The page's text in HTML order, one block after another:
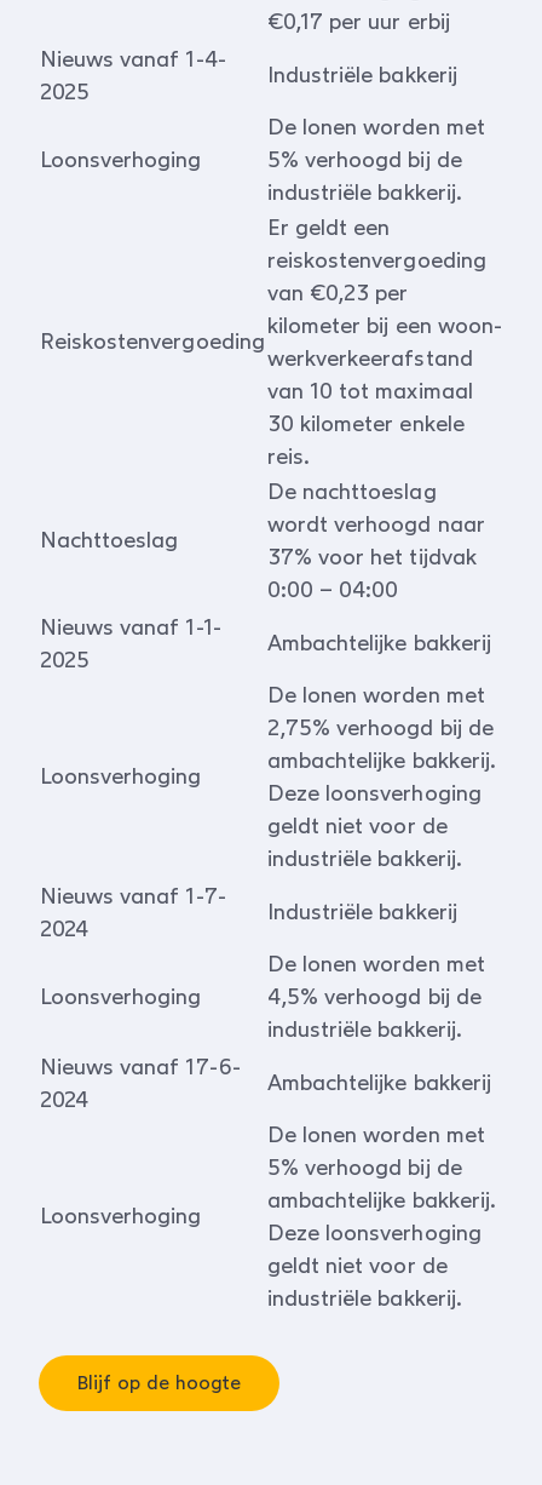
€0,17 per uur erbij
Nieuws vanaf 1-4-
2025
Industriële bakkerij
Loonsverhoging
De lonen worden met
5% verhoogd bij de
industriële bakkerij.
Reiskostenvergoeding
Er geldt een
reiskostenvergoeding
van €0,23 per
kilometer bij een woon-
werkverkeerafstand
van 10 tot maximaal
30 kilometer enkele
reis.
Nachttoeslag
De nachttoeslag
wordt verhoogd naar
37% voor het tijdvak
0:00 – 04:00
Nieuws vanaf 1-1-
2025
Ambachtelijke bakkerij
Loonsverhoging
De lonen worden met
2,75% verhoogd bij de
ambachtelijke bakkerij.
Deze loonsverhoging
geldt niet voor de
industriële bakkerij.
Nieuws vanaf 1-7-
2024
Industriële bakkerij
Loonsverhoging
De lonen worden met
4,5% verhoogd bij de
industriële bakkerij.
Nieuws vanaf 17-6-
2024
Ambachtelijke bakkerij
Loonsverhoging
De lonen worden met
5% verhoogd bij de
ambachtelijke bakkerij.
Deze loonsverhoging
geldt niet voor de
industriële bakkerij.
Blijf op de hoogte